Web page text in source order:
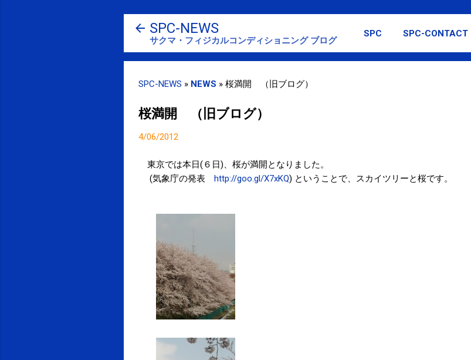
スキップしてメイン コンテンツに移動
SPC-NEWS
サクマ・フィジカルコンディショニング ブログ
SPC SPC-CONTACT
SPC-NEWS » NEWS » 桜満開 （旧ブログ）
桜満開 （旧ブログ）
4/06/2012
東京では本日(６日)、桜が満開となりました。
(気象庁の発表 http://goo.gl/X7xKQ) ということで、スカイツリーと桜です。